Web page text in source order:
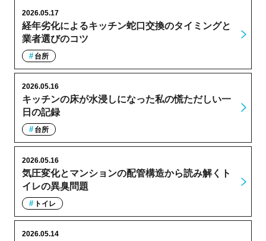
経年劣化によるキッチン蛇口交換のタイミングと
業者選びのコツ
2026.05.17
台所
キッチンの床が水浸しになった私の慌ただしい一
日の記録
2026.05.16
台所
気圧変化とマンションの配管構造から読み解くト
イレの異臭問題
2026.05.16
トイレ
2026.05.14